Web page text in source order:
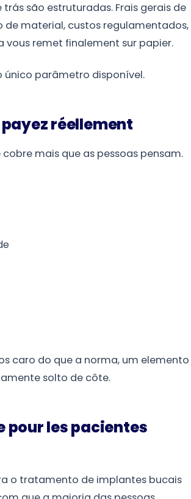
são estruturadas. Frais gerais de
material, custos regulamentados,
vous remet finalement sur papier.
único parâmetro disponível.
réellement
mais que as pessoas pensam.
caro do que a norma, um elemento
solto de côte.
pour les pacientes
o tratamento de implantes bucais